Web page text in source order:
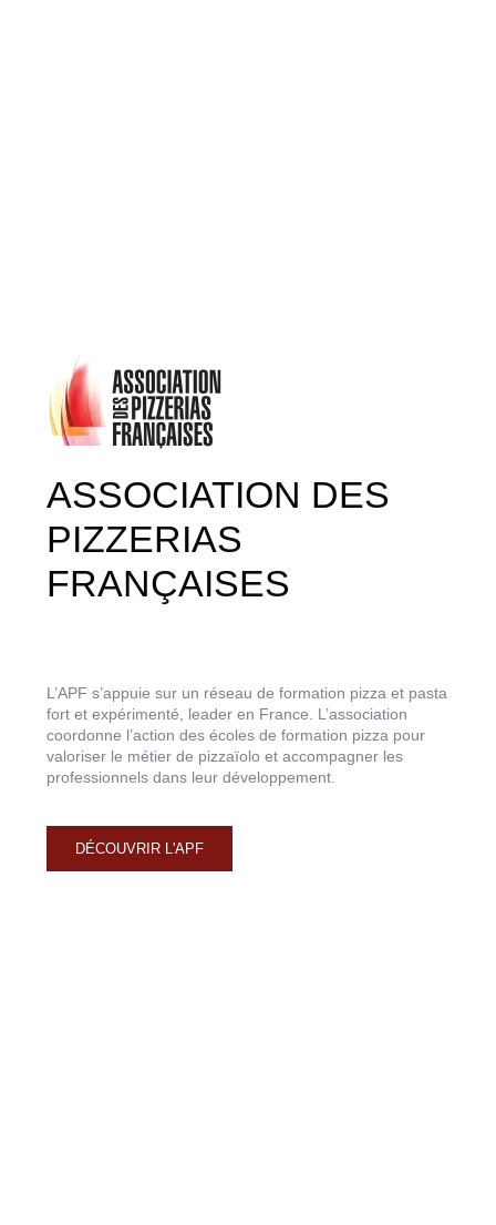
ASSOCIATION DES
PIZZERIAS
FRANÇAISES
L’APF s’appuie sur un réseau de formation pizza et pasta
fort et expérimenté, leader en France. L’association
coordonne l’action des écoles de formation pizza pour
valoriser le métier de pizzaïolo et accompagner les
professionnels dans leur développement.
DÉCOUVRIR L'APF